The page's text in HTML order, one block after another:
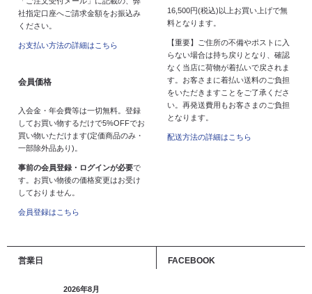
社指定口座へご請求金額をお振込み
ください。
お支払い方法の詳細はこちら
会員価格
入会金・年会費等は一切無料。登録
してお買い物するだけで5%OFFでお
買い物いただけます(定価商品のみ・
一部除外品あり)。
事前の会員登録・ログインが必要で
す。お買い物後の価格変更はお受け
しておりません。
会員登録はこちら
16,500円(税込)以上お買い上げで無
料となります。
【重要】ご住所の不備やポストに入
らない場合は持ち戻りとなり、確認
なく当店に荷物が着払いで戻されま
す。お客さまに着払い送料のご負担
をいただきますことをご了承くださ
い。再発送費用もお客さまのご負担
となります。
配送方法の詳細はこちら
営業日
2026年8月
FACEBOOK